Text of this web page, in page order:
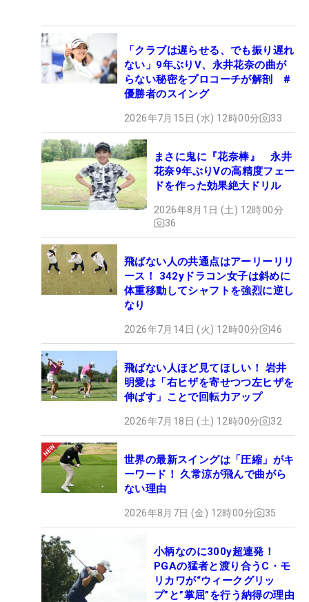
「クラブは遅らせる、でも振り遅れ
ない」9年ぶりV、永井花奈の曲が
らない秘密をプロコーチが解剖 #
優勝者のスイング
2026年7月15日 (水) 12時00分 33
まさに鬼に『花奈棒』 永井
花奈9年ぶりVの高精度フェー
ドを作った効果絶大ドリル
2026年8月1日 (土) 12時00分
36
飛ばない人の共通点はアーリーリリ
ース！ 342yドラコン女子は斜めに
体重移動してシャフトを強烈に逆し
なり
2026年7月14日 (火) 12時00分 46
飛ばない人ほど見てほしい！ 岩井
明愛は「右ヒザを寄せつつ左ヒザを
伸ばす」ことで回転力アップ
2026年7月18日 (土) 12時00分 32
世界の最新スイングは「圧縮」がキ
ーワード！ 久常涼が飛んで曲がら
ない理由
2026年8月7日 (金) 12時00分 35
小柄なのに300y超連発！
PGAの猛者と渡り合うC・モ
リカワが“ウィークグリッ
プ”と”掌屈”を行う納得の理由